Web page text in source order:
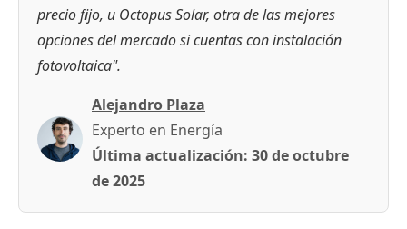
precio fijo, u Octopus Solar, otra de las mejores
opciones del mercado si cuentas con instalación
fotovoltaica".
Alejandro Plaza
Experto en Energía
Última actualización: 30 de octubre
de 2025